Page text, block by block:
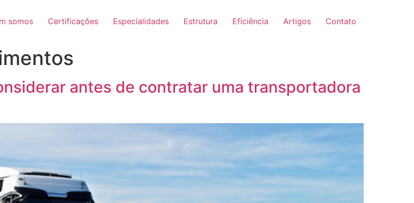
somos Certificações Especialidades Estrutura Eficiência Artigos Contato
antes de contratar uma transportadora